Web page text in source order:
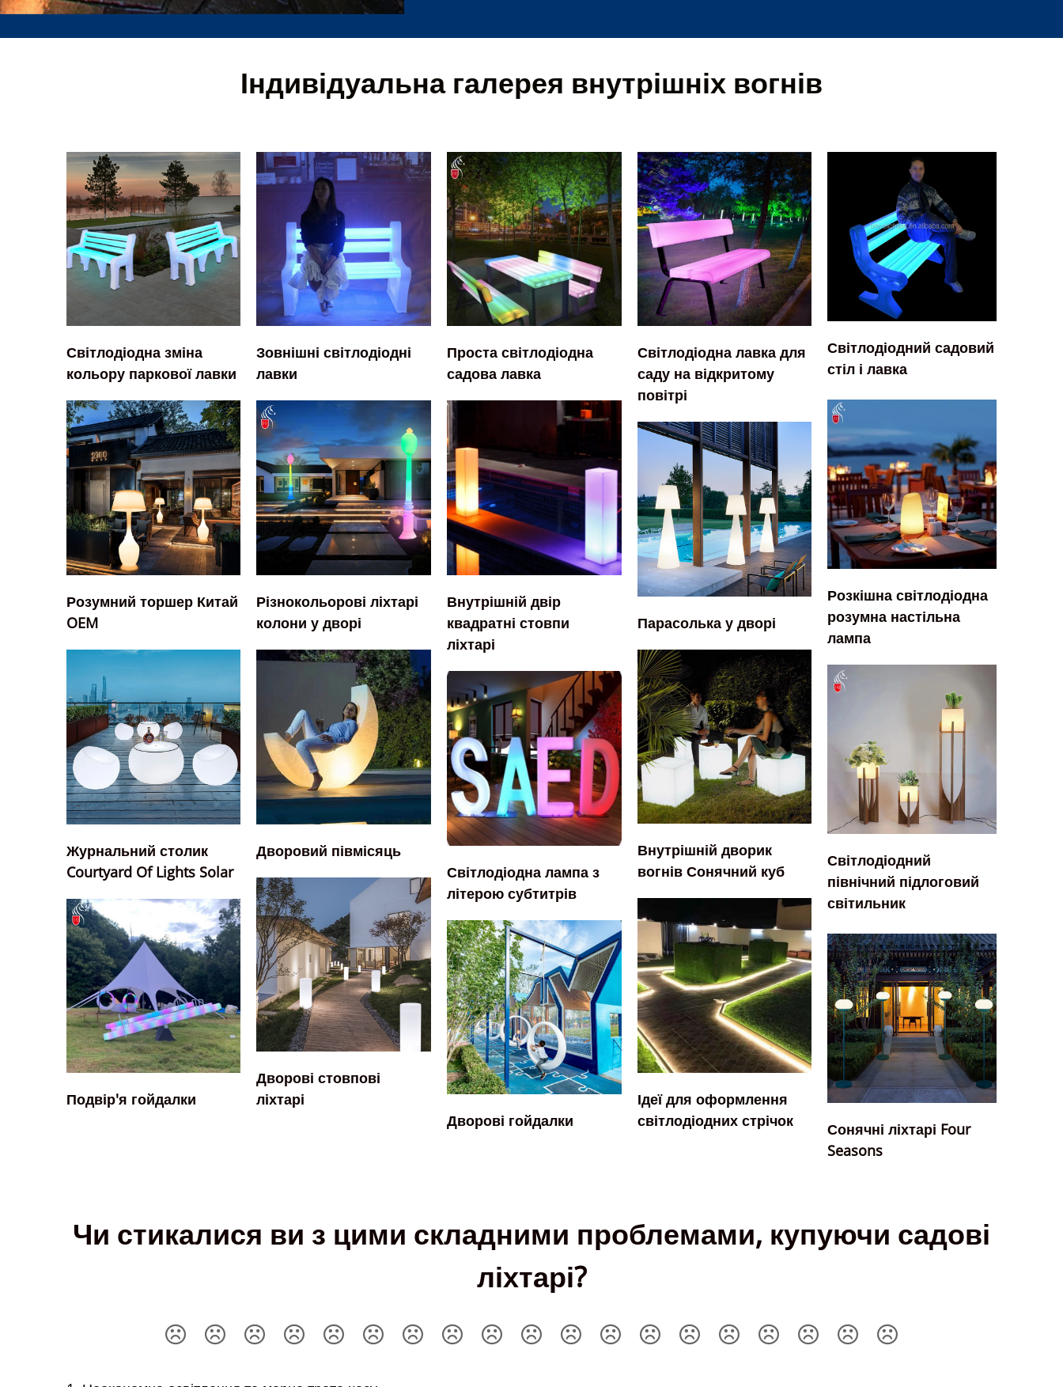
Індивідуальна галерея внутрішніх вогнів
Світлодіодна зміна
кольору паркової лавки
Розумний торшер Китай
OEM
Журнальний столик
Courtyard Of Lights Solar
Подвір'я гойдалки
Зовнішні світлодіодні
лавки
Різнокольорові ліхтарі
колони у дворі
Дворовий півмісяць
Дворові стовпові
ліхтарі
Проста світлодіодна
садова лавка
Внутрішній двір
квадратні стовпи
ліхтарі
Світлодіодна лампа з
літерою субтитрів
Дворові гойдалки
Світлодіодна лавка для
саду на відкритому
повітрі
Парасолька у дворі
Внутрішній дворик
вогнів Сонячний куб
Ідеї ​​для оформлення
світлодіодних стрічок
Світлодіодний садовий
стіл і лавка
Розкішна світлодіодна
розумна настільна
лампа
Світлодіодний
північний підлоговий
світильник
Сонячні ліхтарі Four
Seasons
Чи стикалися ви з цими складними проблемами, купуючи садові
ліхтарі?